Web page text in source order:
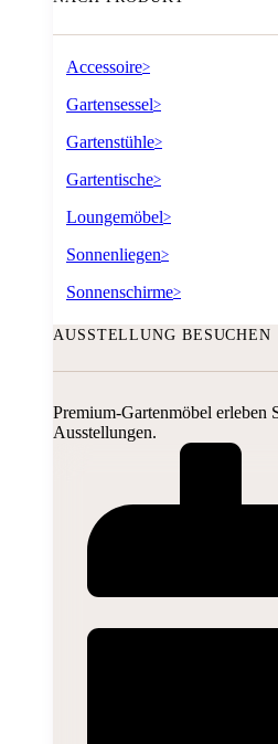
Accessoire>
Gartensessel>
Gartenstühle>
Gartentische>
Loungemöbel>
Sonnenliegen>
Sonnenschirme>
AUSSTELLUNG BESUCHEN
Premium-Gartenmöbel erleben
Ausstellungen.